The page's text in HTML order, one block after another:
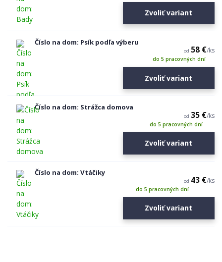
Zvoliť variant
Číslo na dom: Psík podľa výberu
od 58 €/ks
do 5 pracovných dní
Zvoliť variant
Číslo na dom: Strážca domova
od 35 €/ks
do 5 pracovných dní
Zvoliť variant
Číslo na dom: Vtáčiky
od 43 €/ks
do 5 pracovných dní
Zvoliť variant